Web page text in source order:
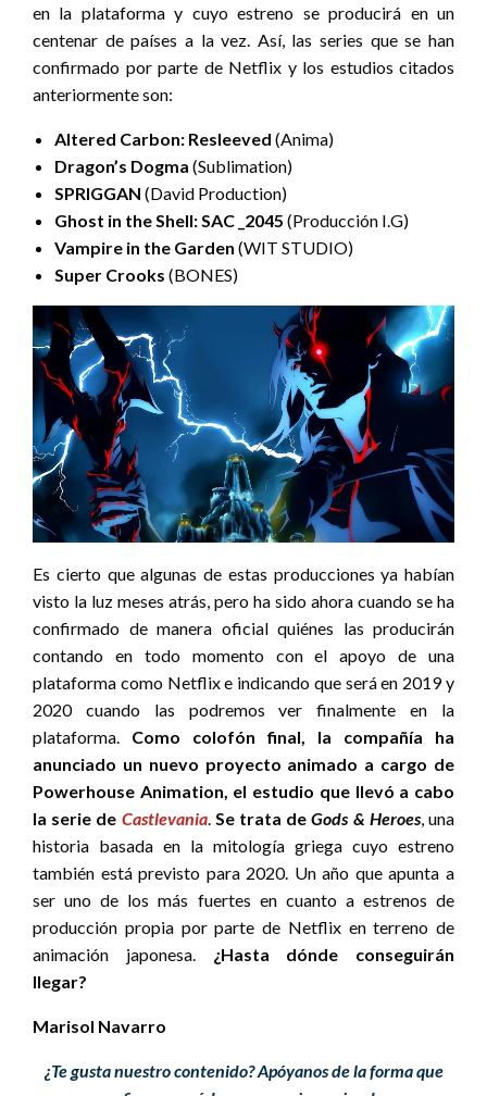
en la plataforma y cuyo estreno se producirá en un
centenar de países a la vez. Así, las series que se han
confirmado por parte de Netflix y los estudios citados
anteriormente son:
Altered Carbon: Resleeved (Anima)
Dragon’s Dogma (Sublimation)
SPRIGGAN (David Production)
Ghost in the Shell: SAC _2045 (Producción I.G)
Vampire in the Garden (WIT STUDIO)
Super Crooks (BONES)
Es cierto que algunas de estas producciones ya habían
visto la luz meses atrás, pero ha sido ahora cuando se ha
confirmado de manera oficial quiénes las producirán
contando en todo momento con el apoyo de una
plataforma como Netflix e indicando que será en 2019 y
2020 cuando las podremos ver finalmente en la
plataforma. Como colofón final, la compañía ha
anunciado un nuevo proyecto animado a cargo de
Powerhouse Animation, el estudio que llevó a cabo
la serie de Castlevania. Se trata deGods & Heroes, una
historia basada en la mitología griega cuyo estreno
también está previsto para 2020. Un año que apunta a
ser uno de los más fuertes en cuanto a estrenos de
producción propia por parte de Netflix en terreno de
animación japonesa. ¿Hasta dónde conseguirán
llegar?
Marisol Navarro
¿Te gusta nuestro contenido? Apóyanos de la forma que